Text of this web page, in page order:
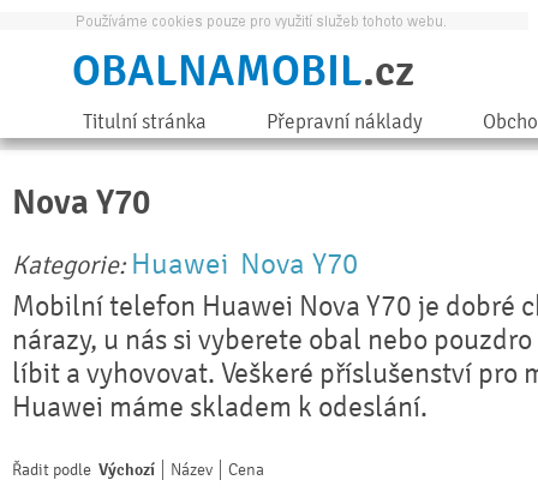
OBALNAMOBIL.cz
Titulní stránka Přepravní náklady
Nova Y70
Kategorie: Huawei Nova Y70
Mobilní telefon Huawei Nova Y70 je dobré
nárazy, u nás si vyberete obal nebo
líbit a vyhovovat. Veškeré příslušenství pro
Huawei máme skladem k odeslání.
Řadit podle Výchozí Název Cena